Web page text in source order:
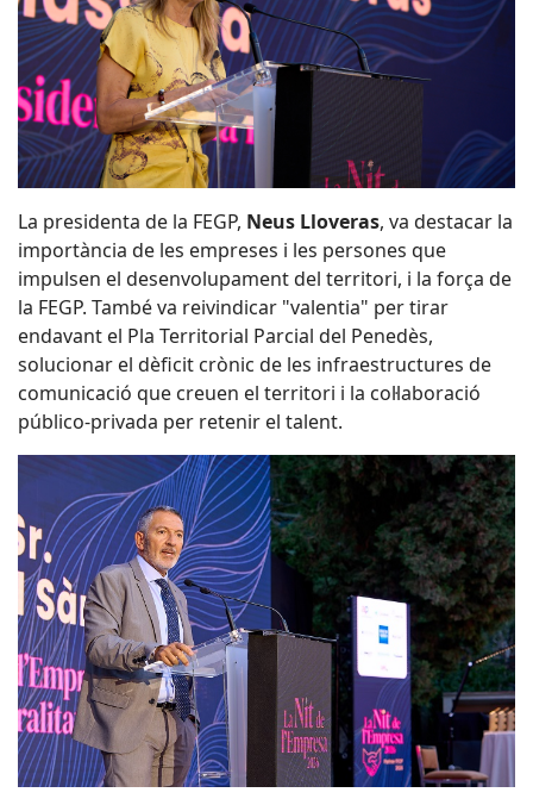
La presidenta de la FEGP, Neus Lloveras, va destacar la
importància de les empreses i les persones que
impulsen el desenvolupament del territori, i la força de
la FEGP. També va reivindicar "valentia" per tirar
endavant el Pla Territorial Parcial del Penedès,
solucionar el dèficit crònic de les infraestructures de
comunicació que creuen el territori i la col·laboració
público-privada per retenir el talent.